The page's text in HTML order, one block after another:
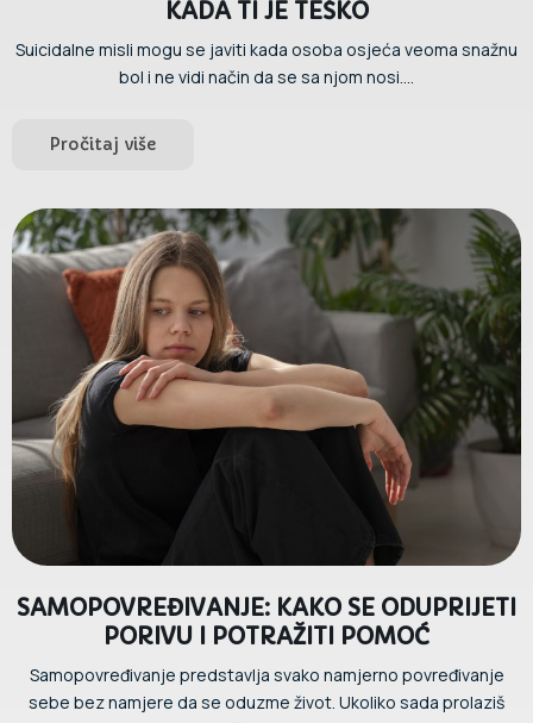
KADA TI JE TEŠKO
Suicidalne misli mogu se javiti kada osoba osjeća veoma snažnu
bol i ne vidi način da se sa njom nosi....
Pročitaj više
SAMOPOVREĐIVANJE: KAKO SE ODUPRIJETI
PORIVU I POTRAŽITI POMOĆ
Samopovređivanje predstavlja svako namjerno povređivanje
sebe bez namjere da se oduzme život. Ukoliko sada prolaziš